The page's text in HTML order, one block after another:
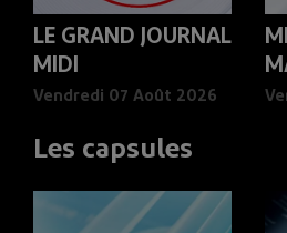
LE GRAND JOURNAL
MIDI
Vendredi 07 Août 2026
Les capsules